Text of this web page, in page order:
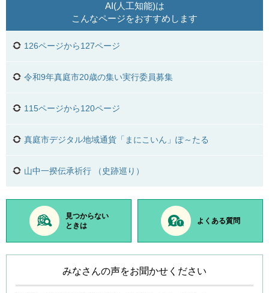
AI(人工知能)は
こんなページをおすすめします
126ページから127ページ
令和9年真庭市20歳の集い実行委員募集
115ページから120ページ
真庭市デジタル地域通貨「まにこいん」ぽ～たる
山中一揆伝承祈行 （史跡巡り）
見つからない
ときは
よくある質問
みなさんの声をお聞かせください